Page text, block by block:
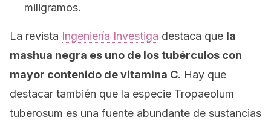
miligramos.
La revista Ingeniería Investiga destaca que la
mashua negra es uno de los tubérculos con
mayor contenido de vitamina C. Hay que
destacar también que la especie Tropaeolum
tuberosum es una fuente abundante de sustancias